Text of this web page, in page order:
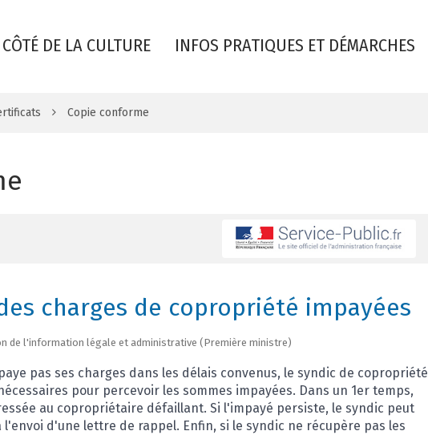
DE LA CULTURE INFOS PRATIQUES ET DÉMARCHES
Copie conforme
charges de copropriété impayées
de l'information légale et administrative (Première ministre)
pas ses charges dans les délais convenus, le syndic de copropriété
pour percevoir les sommes impayées. Dans un 1 er temps,
au copropriétaire défaillant. Si l'impayé persiste, le syndic peut
l'envoi d'une lettre de rappel. Enfin, si le syndic ne récupère pas les